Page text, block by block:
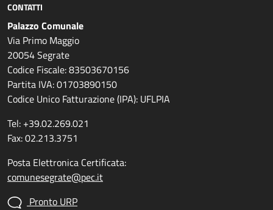
CONTATTI
Palazzo Comunale
Via Primo Maggio
20054 Segrate
Codice Fiscale: 83503670156
Partita IVA: 01703890150
Codice Unico Fatturazione (IPA): UFLPIA
Tel: +39.02.269.021
Fax: 02.213.3751
Posta Elettronica Certificata:
comunesegrate@pec.it
Pronto URP